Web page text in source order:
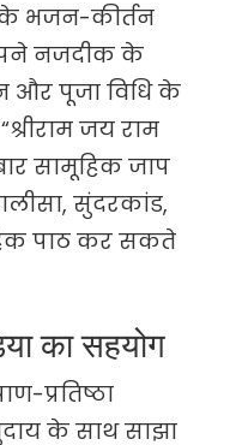
भजन-कीर्तन
नजदीक के
और पूजा विधि के
जय राम
सामूहिक जाप
सुंदरकांड,
पाठ कर सकते
का सहयोग
प्रतिष्ठा
के साथ साझा